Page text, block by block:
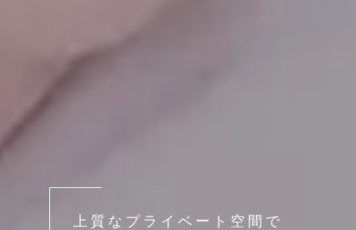
上質なプライベート空間で